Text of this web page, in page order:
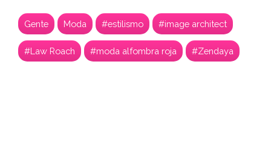
Gente Moda #estilismo #image architect
#Law Roach #moda alfombra roja #Zendaya